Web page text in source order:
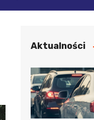
Aktualności